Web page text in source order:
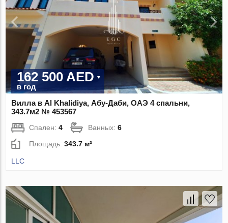
162 500 AED
в год
Вилла в Al Khalidiya, Абу-Даби, ОАЭ 4 спальни,
343.7м2 № 453567
Спален:4 Ванных:6
Площадь:343.7 м²
LLC